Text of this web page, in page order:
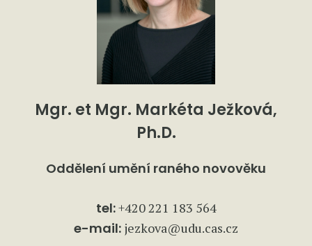
Mgr. et Mgr. Markéta Ježková,
Ph.D.
Oddělení umění raného novověku
tel:+420 221 183 564
e-mail: jezkova@udu.cas.cz